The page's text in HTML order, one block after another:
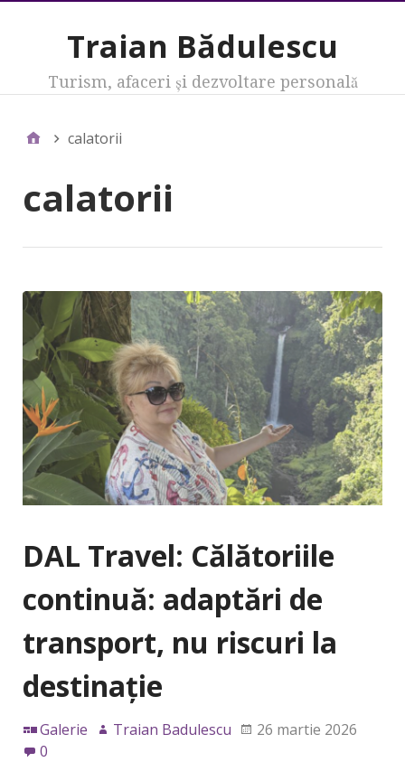
Traian Bădulescu
Turism, afaceri şi dezvoltare personală
calatorii
calatorii
DAL Travel: Călătoriile
continuă: adaptări de
transport, nu riscuri la
destinație
Galerie Traian Badulescu
26 martie 2026
0